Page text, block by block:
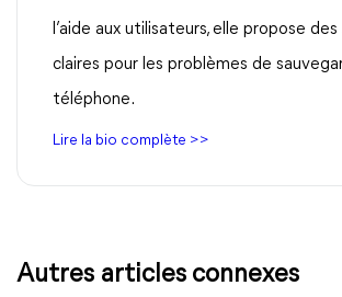
l’aide aux utilisateurs, elle propose
claires pour les problèmes de
téléphone.
Lire la bio complète >>
Autres articles connexes